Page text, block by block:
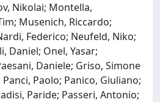
Nikolai; Montella,
Musenich, Riccardo;
Federico; Neufeld, Niko;
Daniel; Onel, Yasar;
Daniele; Griso, Simone
Paolo; Panico, Giuliano;
Paride; Passeri, Antonio;